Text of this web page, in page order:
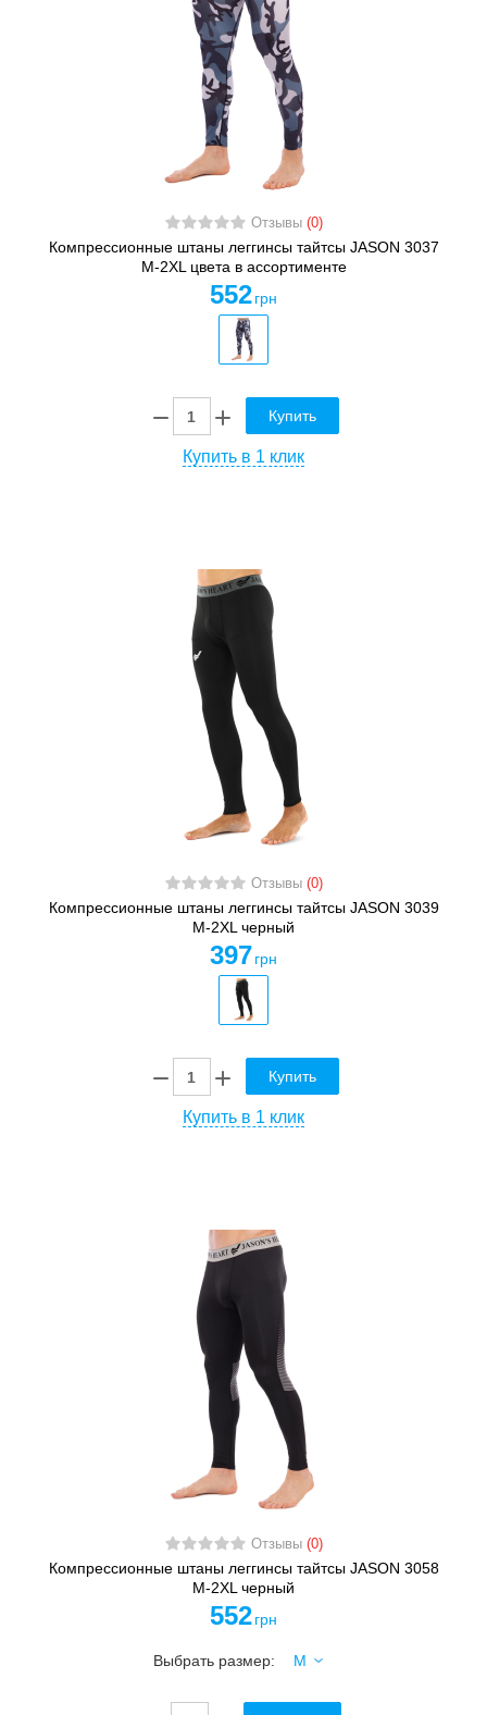
Отзывы (0)
Компрессионные штаны леггинсы тайтсы JASON 3037
M-2XL цвета в ассортименте
552 грн
Купить
Купить в 1 клик
Отзывы (0)
Компрессионные штаны леггинсы тайтсы JASON 3039
M-2XL черный
397 грн
Купить
Купить в 1 клик
Отзывы (0)
Компрессионные штаны леггинсы тайтсы JASON 3058
M-2XL черный
552 грн
Выбрать размер: